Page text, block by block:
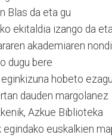
Blas da eta gu
ekitaldia izango da
akademiaren
dugu bere
hobeto
dauden margolanez
Azkue Biblioteka
euskalkien